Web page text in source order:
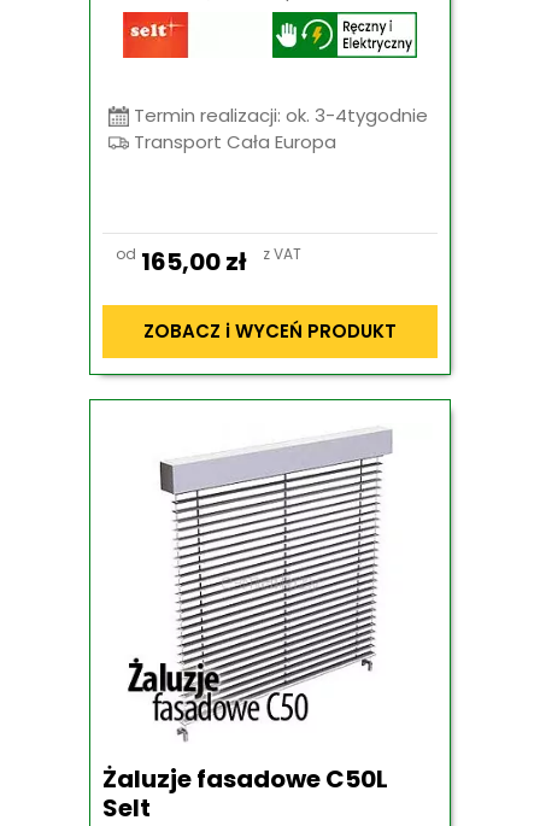
Termin realizacji: ok. 3-4tygodnie
Transport Cała Europa
od 165,00zł z VAT
ZOBACZ i WYCEŃ PRODUKT
Żaluzje fasadowe C50L
Selt